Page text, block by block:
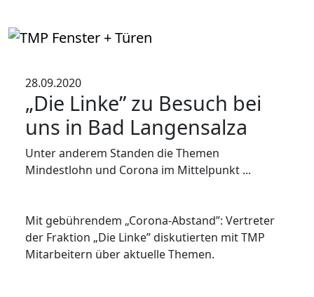
28.09.2020
„Die Linke” zu Besuch bei
uns in Bad Langensalza
Unter anderem Standen die Themen
Mindestlohn und Corona im Mittelpunkt ...
Mit gebührendem „Corona-Abstand”: Vertreter
der Fraktion „Die Linke” diskutierten mit TMP
Mitarbeitern über aktuelle Themen.